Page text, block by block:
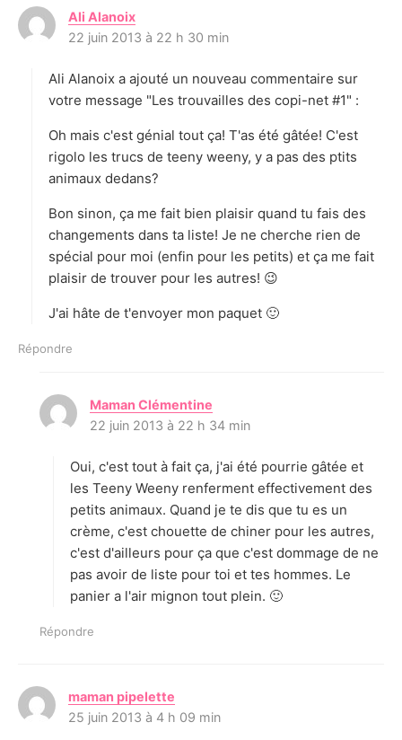
Ali Alanoix
i
:
22 juin 2013 à 22 h 30 min
Ali Alanoix a ajouté un nouveau commentaire sur
votre message "Les trouvailles des copi-net #1" :
Oh mais c'est génial tout ça! T'as été gâtée! C'est
rigolo les trucs de teeny weeny, y a pas des ptits
animaux dedans?
Bon sinon, ça me fait bien plaisir quand tu fais des
changements dans ta liste! Je ne cherche rien de
spécial pour moi (enfin pour les petits) et ça me fait
plaisir de trouver pour les autres! 😉
J'ai hâte de t'envoyer mon paquet 🙂
Répondre
Maman Clémentine
i
22 juin 2013 à 22 h 34 min
Oui, c'est tout à fait ça, j'ai été pourrie gâtée et
les Teeny Weeny renferment effectivement des
petits animaux. Quand je te dis que tu es un
crème, c'est chouette de chiner pour les autres,
c'est d'ailleurs pour ça que c'est dommage de ne
pas avoir de liste pour toi et tes hommes. Le
panier a l'air mignon tout plein. 🙂
Répondre
maman pipelette
25 juin 2013 à 4 h 09 min